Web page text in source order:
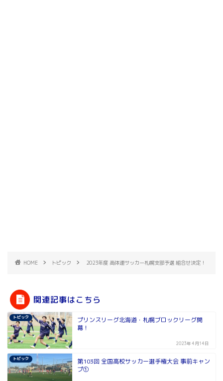
HOME トピック 2023年度 高体連サッカー札幌支部予選 組合せ決定！
関連記事はこちら
トピック
プリンスリーグ北海道・札幌ブロックリーグ開
幕！
2023年4月14日
トピック
第103回 全国高校サッカー選手権大会 事前キャン
プ①